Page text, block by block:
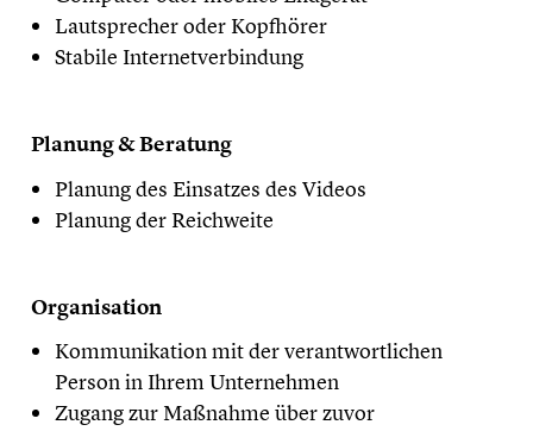
Lautsprecher oder Kopfhörer
Stabile Internetverbindung
Planung & Beratung
Planung des Einsatzes des Videos
Planung der Reichweite
Organisation
Kommunikation mit der verantwortlichen
Person in Ihrem Unternehmen
Zugang zur Maßnahme über zuvor